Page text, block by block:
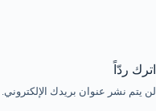
اترك ردّاً
لن يتم نشر عنوان بريدك الإلكتروني.